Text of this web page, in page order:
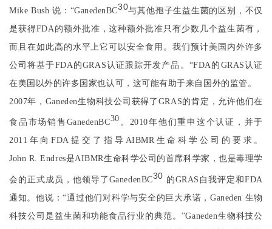
Mike Bush 说：“GanedenBC30与其他孢子生益生菌的区别，不仅
是获得FDA的额外批准，这种额外批准只有少数几个益生菌有，
而且在如此高的水平上它可以安全食用。我们预计美国内外许多
公司将基于FDA的GRAS认证跟踪开发产品。“FDA的 GRAS认证
在美国以外的许多国家也认可，这可能有助于来自国外的监管。
2007年， Ganeden生物科技公司获得了 GRAS的肯定，允许他们在
食品市场销售 GanedenBC30 。 2010年他们重申这个认证，并于
2011 年向FDA 提交了指导 AIBMR生命科学公司的要求。
John R. Endres是AIBMR生命科学公司的首席科学家，也是毒理学
会的正式成员，他领导了 GanedenBC30 的GRAS 自我评定和FDA
通知。他说：“通过他们对科学与安全的巨大承诺，Ganeden 生物
科技公司是益生菌和功能食品行业的典范。”Ganeden生物科技公